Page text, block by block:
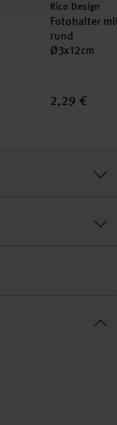
Hersteller:
Rico Design
Fotohalter
rund
Ø3x12cm
2,29 €